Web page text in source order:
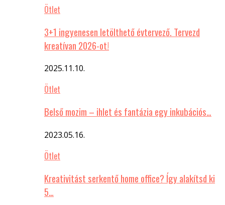
Ötlet
3+1 ingyenesen letölthető évtervező. Tervezd
kreatívan 2026-ot!
2025.11.10.
Ötlet
Belső mozim – ihlet és fantázia egy inkubációs…
2023.05.16.
Ötlet
Kreativitást serkentő home office? Így alakítsd ki
5…